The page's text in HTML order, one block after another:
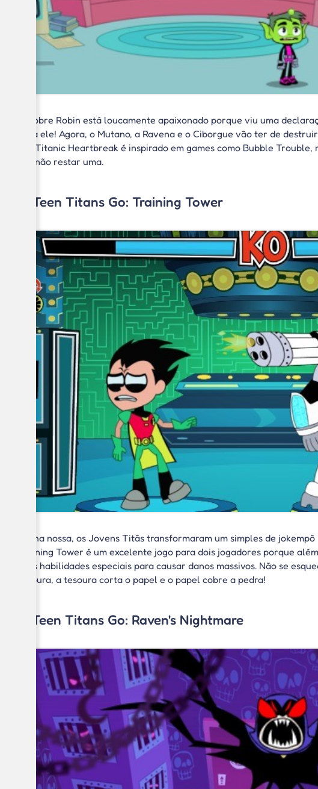
O pobre Robin está loucamente apaixonado porque viu uma
para ele! Agora, o Mutano, a Ravena e o Ciborgue vão ter de
Go: Titanic Heartbreak é inspirado em games como Bubble
até não restar uma.
3. Teen Titans Go: Training Tower
Minha nossa, os Jovens Titãs transformaram um simples de
Training Tower é um excelente jogo para dois jogadores porque
suas habilidades especiais para causar danos massivos. Não se
tesoura, a tesoura corta o papel e o papel cobre a pedra!
4. Teen Titans Go: Raven's Nightmare